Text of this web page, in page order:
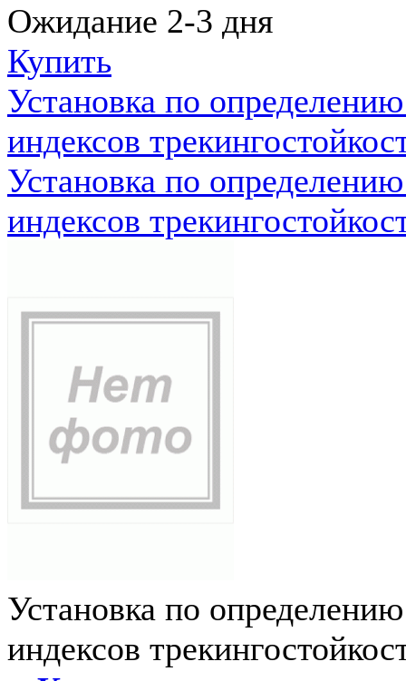
Ожидание 2-3 дня
Купить
Установка по
индексов
Установка по
индексов
Установка по
индексов